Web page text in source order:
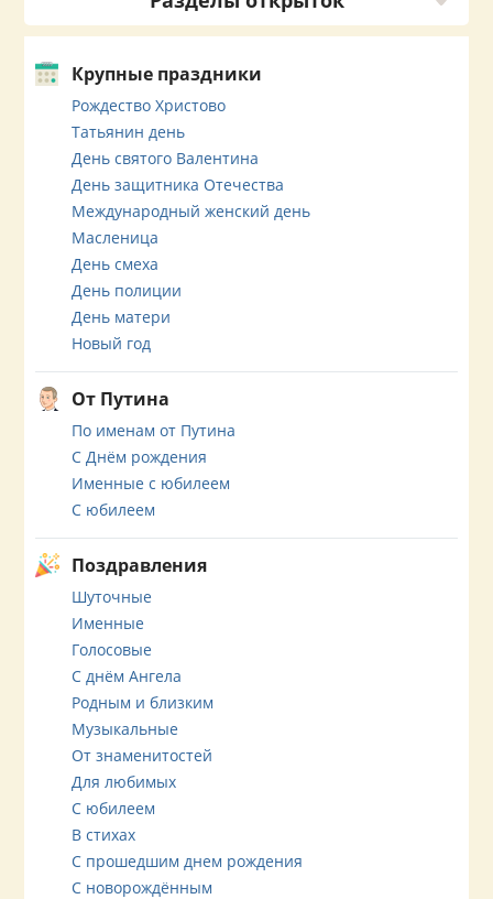
Крупные праздники
Рождество Христово
Татьянин день
День святого Валентина
День защитника Отечества
Международный женский день
Масленица
День смеха
День полиции
День матери
Новый год
От Путина
По именам от Путина
С Днём рождения
Именные с юбилеем
С юбилеем
Поздравления
Шуточные
Именные
Голосовые
С днём Ангела
Родным и близким
Музыкальные
От знаменитостей
Для любимых
С юбилеем
В стихах
С прошедшим днем рождения
С новорождённым